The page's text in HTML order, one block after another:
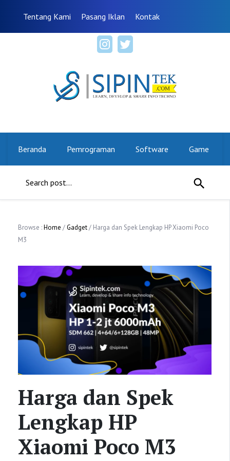
Tentang Kami Pasang Iklan Kontak
Beranda Pemrograman Software Game
Browse :Home /Gadget/ Harga dan Spek Lengkap HP Xiaomi Poco
M3
Harga dan Spek
Lengkap HP
Xiaomi Poco M3